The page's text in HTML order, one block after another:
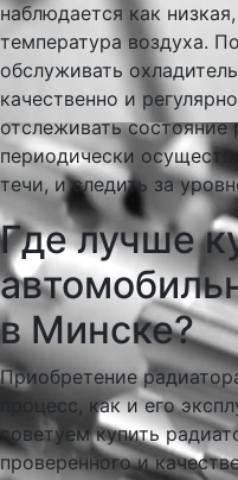
наблюдается как
температура воздуха.
обслуживать
качественно и
отслеживать
периодически
течи, и следить за
Где лучше
в Минске?
Приобретение
процесс, как и его
советуем купить
проверенного и